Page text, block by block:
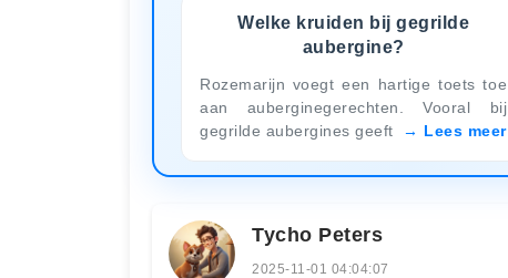
Welke kruiden bij gegrilde
aubergine?
Rozemarijn voegt een hartige toets toe
aan auberginegerechten. Vooral bij
gegrilde aubergines geeft
Lees meer
Tycho Peters
2025-11-01 04:04:07